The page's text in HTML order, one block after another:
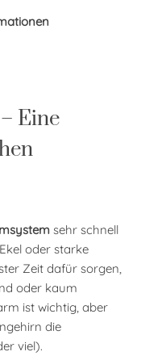
Eine
sehr schnell
oder starke
Zeit dafür sorgen,
oder kaum
ist wichtig, aber
die
viel).